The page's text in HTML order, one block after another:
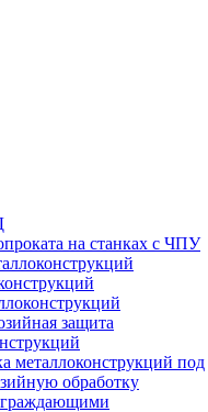
на станках с ЧПУ
защита
металлоконструкций под
обработку